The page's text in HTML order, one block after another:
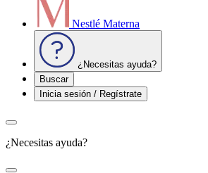
Nestlé Materna
¿Necesitas ayuda?
Buscar
Inicia sesión / Regístrate
¿Necesitas ayuda?